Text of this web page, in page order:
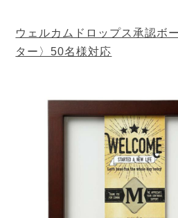
ウェルカムドロップス承認ボ
ター〉50名様対応